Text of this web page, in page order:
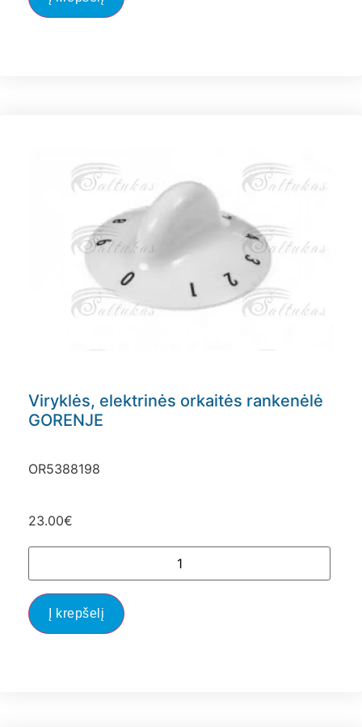
Viryklės, elektrinės orkaitės rankenėlė
GORENJE
OR5388198
23.00€
Į krepšelį